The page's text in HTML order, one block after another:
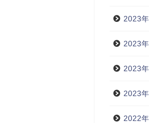
2023
2023
2023
2023
2022